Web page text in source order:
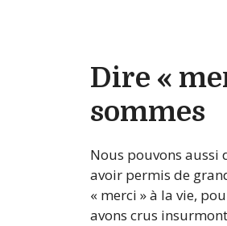
Dire «
sommes
Nous pouvons aussi
avoir permis de
« merci » à la vie,
avons crus